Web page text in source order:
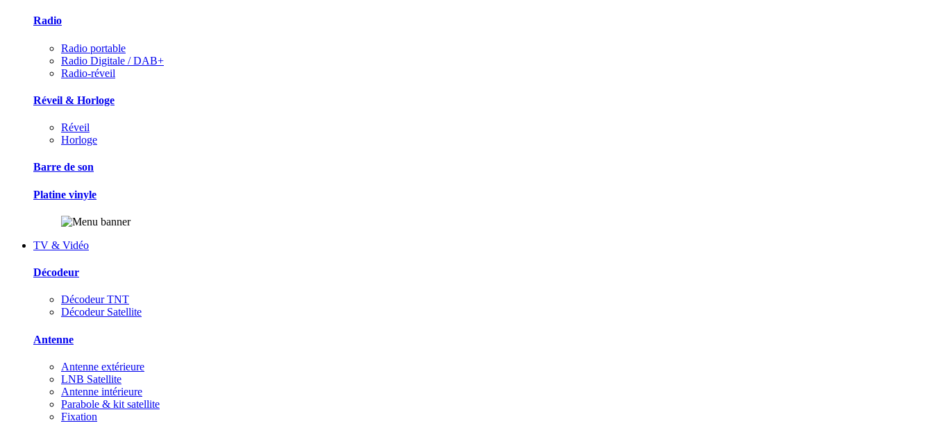
Radio
Radio portable
Radio Digitale / DAB+
Radio-réveil
Réveil & Horloge
Réveil
Horloge
Barre de son
Platine vinyle
TV & Vidéo
Décodeur
Décodeur TNT
Décodeur Satellite
Antenne
Antenne extérieure
LNB Satellite
Antenne intérieure
Parabole & kit satellite
Fixation